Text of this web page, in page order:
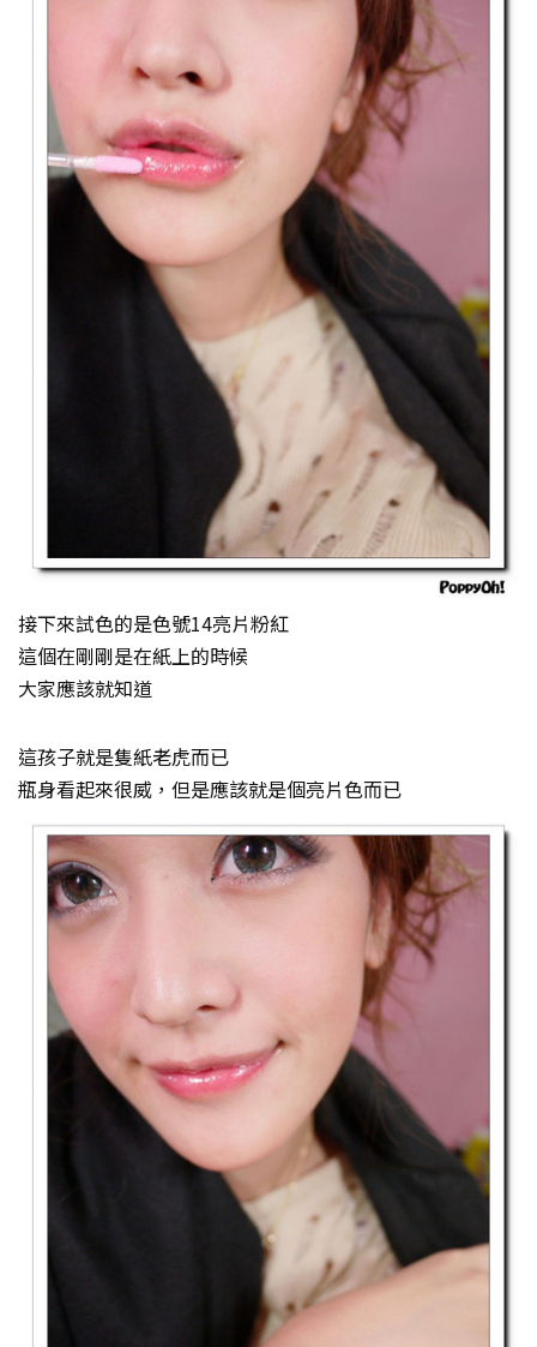
接下來試色的是色號14亮片粉紅
這個在剛剛是在紙上的時候
大家應該就知道
這孩子就是隻紙老虎而已
瓶身看起來很威，但是應該就是個亮片色而已